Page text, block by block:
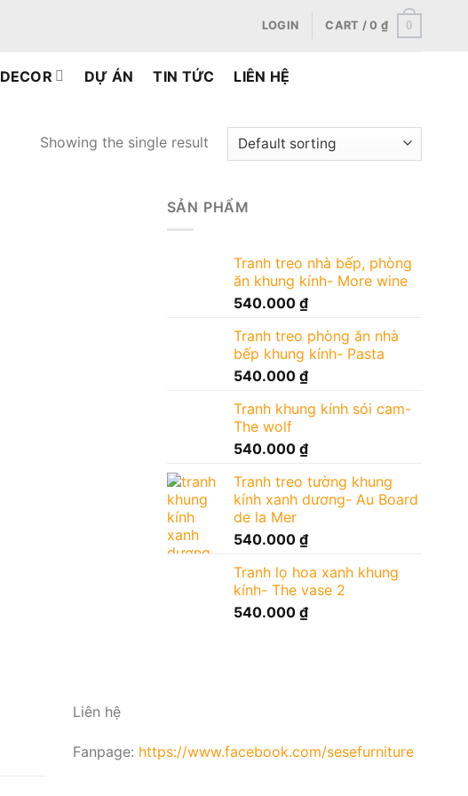
LOGIN CART /0 ₫ 0
DECOR DỰ ÁN TIN TỨC LIÊN HỆ
Showing the single result
SẢN PHẨM
Tranh treo nhà bếp, phòng
ăn khung kính- More wine
540.000 ₫
Tranh treo phòng ăn nhà
bếp khung kính- Pasta
540.000 ₫
Tranh khung kính sói cam-
The wolf
540.000 ₫
Tranh treo tường khung
kính xanh dương- Au Board
de la Mer
540.000 ₫
Tranh lọ hoa xanh khung
kính- The vase 2
540.000 ₫
Liên hệ
Fanpage: https://www.facebook.com/sesefurniture